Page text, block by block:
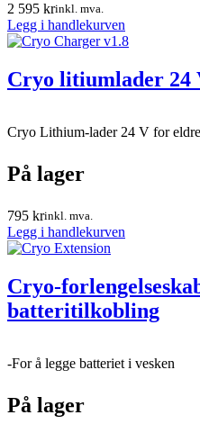
2 595 krinkl. mva.
Legg i handlekurven
Cryo litiumlader 24
Cryo Lithium-lader 24 V for
På lager
795 krinkl. mva.
Legg i handlekurven
Cryo-
batteritilkobling
-For å legge batteriet i vesken
På lager